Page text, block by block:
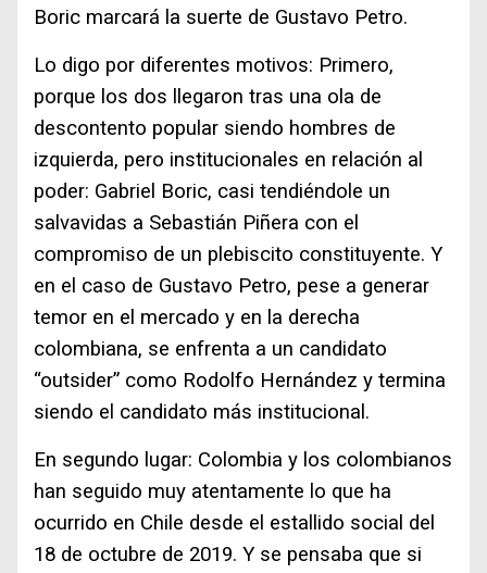
Boric marcará la suerte de Gustavo Petro.
Lo digo por diferentes motivos: Primero,
porque los dos llegaron tras una ola de
descontento popular siendo hombres de
izquierda, pero institucionales en relación al
poder: Gabriel Boric, casi tendiéndole un
salvavidas a Sebastián Piñera con el
compromiso de un plebiscito constituyente. Y
en el caso de Gustavo Petro, pese a generar
temor en el mercado y en la derecha
colombiana, se enfrenta a un candidato
“outsider” como Rodolfo Hernández y termina
siendo el candidato más institucional.
En segundo lugar: Colombia y los colombianos
han seguido muy atentamente lo que ha
ocurrido en Chile desde el estallido social del
18 de octubre de 2019. Y se pensaba que si